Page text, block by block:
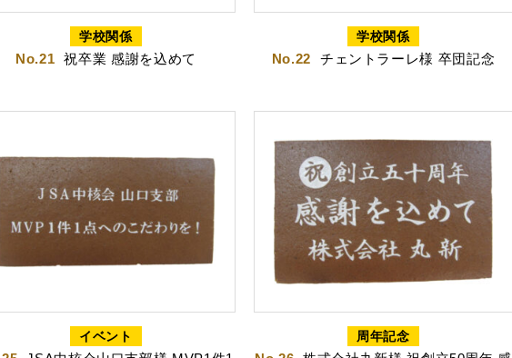
お茶みかん
浜松しんふぉにー
学校関係
No.21 祝卒業 感謝を込めて
学校関係
No.22 チェントラーレ様 卒団記念
イベント 周年記念